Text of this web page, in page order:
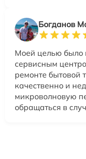
Богданов
Моей целью было
сервисным
ремонте бытовой
качественно и
микроволновую
обращаться в